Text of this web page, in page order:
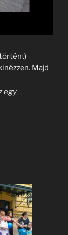
Majd
egy